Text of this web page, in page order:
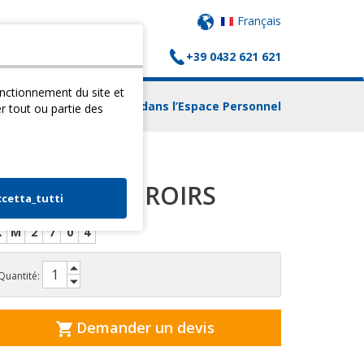
Français
+39 0432 621 621
Login dans l’Espace Personnel
4 TIROIRS
M 2 7 0 4
Demander un devis
du site et
tout ou partie des